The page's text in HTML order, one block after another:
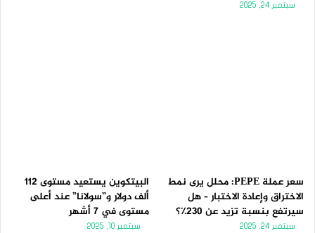
سبتمبر 24, 2025
سعر عملة PEPE: محلل يرى نمط
الاختراق وإعادة الاختبار – هل
سيرتفع بنسبة تزيد عن 230٪؟
سبتمبر 24, 2025
البيتكوين يستعيد مستوى 112
ألف دولار و”سولانا” عند أعلى
مستوى في 7 أشهر
سبتمبر 10, 2025